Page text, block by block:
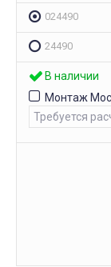
024490
24490
В наличии
Монтаж